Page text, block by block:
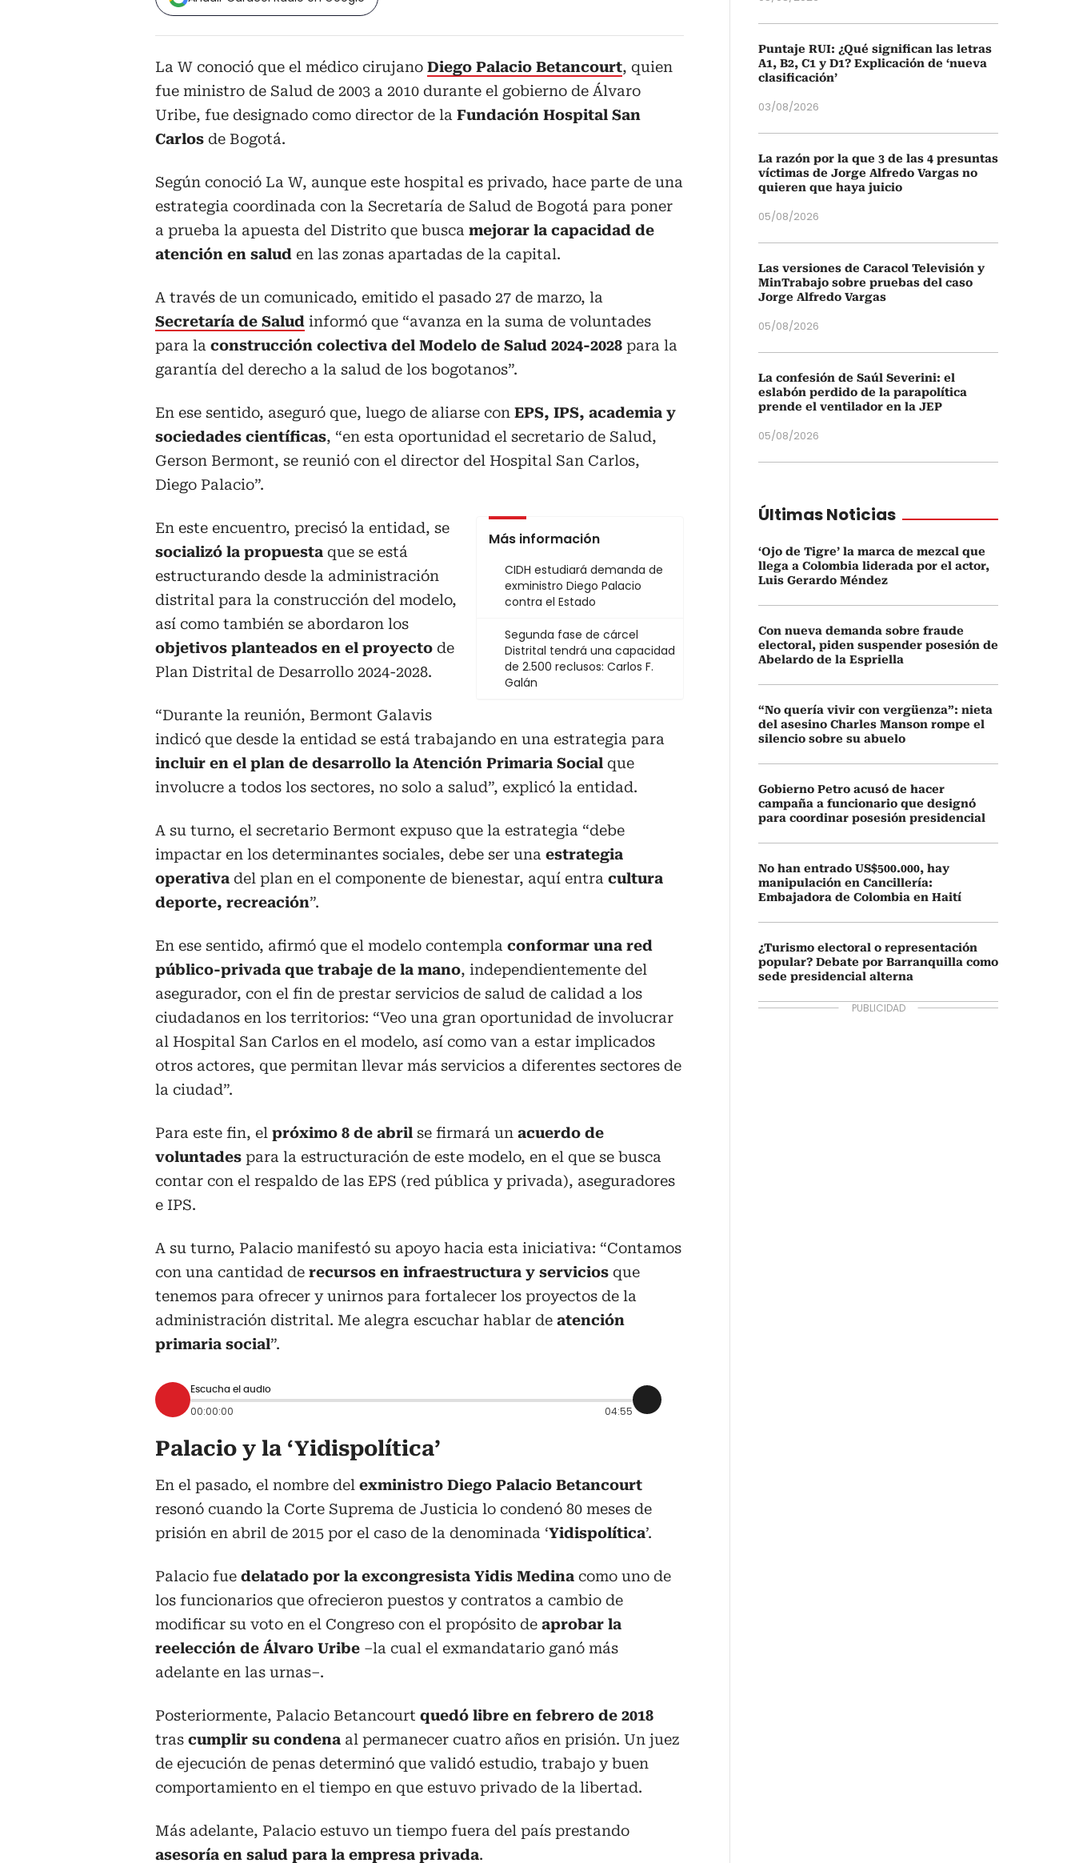
La W conoció que el médico cirujano Diego Palacio Betancourt, quien
fue ministro de Salud de 2003 a 2010 durante el gobierno de Álvaro
Uribe, fue designado como director de la Fundación Hospital San
Carlos de Bogotá.
Según conoció La W, aunque este hospital es privado, hace parte de una
estrategia coordinada con la Secretaría de Salud de Bogotá para poner
a prueba la apuesta del Distrito que busca mejorar la capacidad de
atención en salud en las zonas apartadas de la capital.
A través de un comunicado, emitido el pasado 27 de marzo, la
Secretaría de Salud informó que “avanza en la suma de voluntades
para la construcción colectiva del Modelo de Salud 2024-2028 para la
garantía del derecho a la salud de los bogotanos”.
En ese sentido, aseguró que, luego de aliarse con EPS, IPS, academia y
sociedades científicas, “en esta oportunidad el secretario de Salud,
Gerson Bermont, se reunió con el director del Hospital San Carlos,
Diego Palacio”.
Más información
CIDH estudiará demanda de
exministro Diego Palacio
contra el Estado
Segunda fase de cárcel
Distrital tendrá una capacidad
de 2.500 reclusos: Carlos F.
Galán
En este encuentro, precisó la entidad, se
socializó la propuesta que se está
estructurando desde la administración
distrital para la construcción del modelo,
así como también se abordaron los
objetivos planteados en el proyecto de
Plan Distrital de Desarrollo 2024-2028.
“Durante la reunión, Bermont Galavis
indicó que desde la entidad se está trabajando en una estrategia para
incluir en el plan de desarrollo la Atención Primaria Social que
involucre a todos los sectores, no solo a salud”, explicó la entidad.
A su turno, el secretario Bermont expuso que la estrategia “debe
impactar en los determinantes sociales, debe ser una estrategia
operativa del plan en el componente de bienestar, aquí entra cultura
deporte, recreación”.
En ese sentido, afirmó que el modelo contempla conformar una red
público-privada que trabaje de la mano, independientemente del
asegurador, con el fin de prestar servicios de salud de calidad a los
ciudadanos en los territorios: “Veo una gran oportunidad de involucrar
al Hospital San Carlos en el modelo, así como van a estar implicados
otros actores, que permitan llevar más servicios a diferentes sectores de
la ciudad”.
Para este fin, el próximo 8 de abril se firmará un acuerdo de
voluntades para la estructuración de este modelo, en el que se busca
contar con el respaldo de las EPS (red pública y privada), aseguradores
e IPS.
A su turno, Palacio manifestó su apoyo hacia esta iniciativa: “Contamos
con una cantidad de recursos en infraestructura y servicios que
tenemos para ofrecer y unirnos para fortalecer los proyectos de la
administración distrital. Me alegra escuchar hablar de atención
primaria social”.
Escucha el audio
00:00:00 04:55
Palacio y la ‘Yidispolítica’
En el pasado, el nombre del exministro Diego Palacio Betancourt
resonó cuando la Corte Suprema de Justicia lo condenó 80 meses de
prisión en abril de 2015 por el caso de la denominada ‘Yidispolítica’.
Palacio fue delatado por la excongresista Yidis Medina como uno de
los funcionarios que ofrecieron puestos y contratos a cambio de
modificar su voto en el Congreso con el propósito de aprobar la
reelección de Álvaro Uribe –la cual el exmandatario ganó más
adelante en las urnas–.
Posteriormente, Palacio Betancourt quedó libre en febrero de 2018
tras cumplir su condena al permanecer cuatro años en prisión. Un juez
de ejecución de penas determinó que validó estudio, trabajo y buen
comportamiento en el tiempo en que estuvo privado de la libertad.
Más adelante, Palacio estuvo un tiempo fuera del país prestando
asesoría en salud para la empresa privada.
Puntaje RUI: ¿Qué significan las letras
A1, B2, C1 y D1? Explicación de ‘nueva
clasificación’
03/08/2026
La razón por la que 3 de las 4 presuntas
víctimas de Jorge Alfredo Vargas no
quieren que haya juicio
05/08/2026
Las versiones de Caracol Televisión y
MinTrabajo sobre pruebas del caso
Jorge Alfredo Vargas
05/08/2026
La confesión de Saúl Severini: el
eslabón perdido de la parapolítica
prende el ventilador en la JEP
05/08/2026
Últimas Noticias
‘Ojo de Tigre’ la marca de mezcal que
llega a Colombia liderada por el actor,
Luis Gerardo Méndez
Con nueva demanda sobre fraude
electoral, piden suspender posesión de
Abelardo de la Espriella
“No quería vivir con vergüenza”: nieta
del asesino Charles Manson rompe el
silencio sobre su abuelo
Gobierno Petro acusó de hacer
campaña a funcionario que designó
para coordinar posesión presidencial
No han entrado US$500.000, hay
manipulación en Cancillería:
Embajadora de Colombia en Haití
¿Turismo electoral o representación
popular? Debate por Barranquilla como
sede presidencial alterna